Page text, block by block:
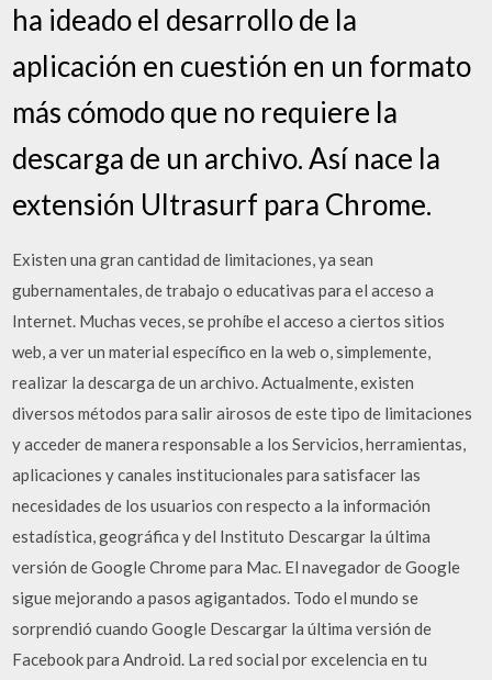
ha ideado el desarrollo de la
aplicación en cuestión en un formato
más cómodo que no requiere la
descarga de un archivo. Así nace la
extensión Ultrasurf para Chrome.
Existen una gran cantidad de limitaciones, ya sean
gubernamentales, de trabajo o educativas para el acceso a
Internet. Muchas veces, se prohíbe el acceso a ciertos sitios
web, a ver un material específico en la web o, simplemente,
realizar la descarga de un archivo. Actualmente, existen
diversos métodos para salir airosos de este tipo de limitaciones
y acceder de manera responsable a los Servicios, herramientas,
aplicaciones y canales institucionales para satisfacer las
necesidades de los usuarios con respecto a la información
estadística, geográfica y del Instituto Descargar la última
versión de Google Chrome para Mac. El navegador de Google
sigue mejorando a pasos agigantados. Todo el mundo se
sorprendió cuando Google Descargar la última versión de
Facebook para Android. La red social por excelencia en tu